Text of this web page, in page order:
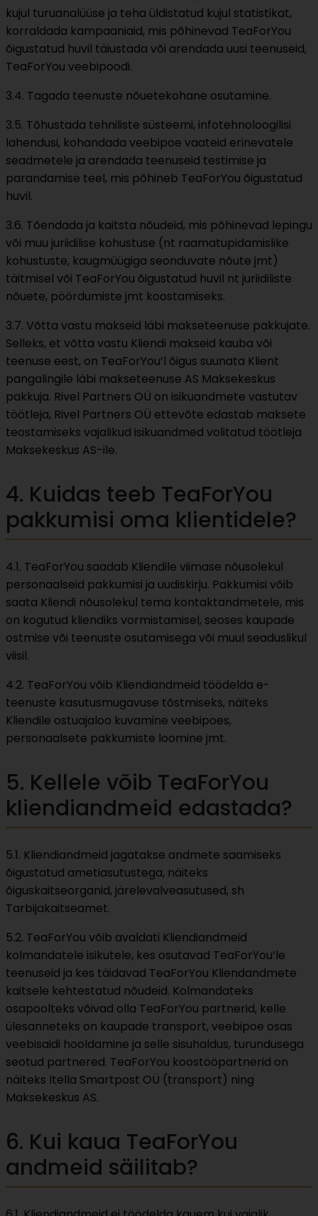
kujul turuanalüüse ja teha üldistatud kujul statistikat,
korraldada kampaaniaid, mis põhinevad TeaForYou
õigustatud huvil täiustada või arendada uusi teenuseid,
TeaForYou veebipoodi.
3.4. Tagada teenuste nõuetekohane osutamine.
3.5. Tõhustada tehniliste süsteemi, infotehnoloogilisi
lahendusi, kohandada veebipoe vaateid erinevatele
seadmetele ja arendada teenuseid testimise ja
parandamise teel, mis põhineb TeaForYou õigustatud
huvil.
3.6. Tõendada ja kaitsta nõudeid, mis põhinevad lepingu
või muu juriidilise kohustuse (nt raamatupidamislike
kohustuste, kaugmüügiga seonduvate nõute jmt)
täitmisel või TeaForYou õigustatud huvil nt juriidiliste
nõuete, pöördumiste jmt koostamiseks.
3.7. Võtta vastu makseid läbi makseteenuse pakkujate.
Selleks, et võtta vastu Kliendi makseid kauba või
teenuse eest, on TeaForYou’l õigus suunata Klient
pangalingile läbi makseteenuse AS Maksekeskus
pakkuja. Rivel Partners OÜ on isikuandmete vastutav
töötleja, Rivel Partners OÜ ettevõte edastab maksete
teostamiseks vajalikud isikuandmed volitatud töötleja
Maksekeskus AS-ile.
4. Kuidas teeb TeaForYou
pakkumisi oma klientidele?
4.1. TeaForYou saadab Kliendile viimase nõusolekul
personaalseid pakkumisi ja uudiskirju. Pakkumisi võib
saata Kliendi nõusolekul tema kontaktandmetele, mis
on kogutud kliendiks vormistamisel, seoses kaupade
ostmise või teenuste osutamisega või muul seaduslikul
viisil.
4.2. TeaForYou võib Kliendiandmeid töödelda e-
teenuste kasutusmugavuse tõstmiseks, näiteks
Kliendile ostuajaloo kuvamine veebipoes,
personaalsete pakkumiste loomine jmt.
5. Kellele võib TeaForYou
kliendiandmeid edastada?
5.1. Kliendiandmeid jagatakse andmete saamiseks
õigustatud ametiasutustega, näiteks
õiguskaitseorganid, järelevalveasutused, sh
Tarbijakaitseamet.
5.2. TeaForYou võib avaldati Kliendiandmeid
kolmandatele isikutele, kes osutavad TeaForYou’le
teenuseid ja kes täidavad TeaForYou Kliendandmete
kaitsele kehtestatud nõudeid. Kolmandateks
osapoolteks võivad olla TeaForYou partnerid, kelle
ülesanneteks on kaupade transport, veebipoe osas
veebisaidi hooldamine ja selle sisuhaldus, turundusega
seotud partnered. TeaForYou koostööpartnerid on
näiteks Itella Smartpost OÜ (transport) ning
Maksekeskus AS.
6. Kui kaua TeaForYou
andmeid säilitab?